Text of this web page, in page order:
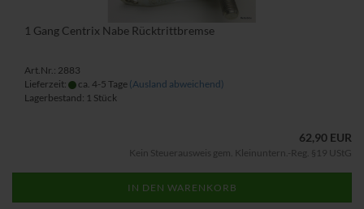
1 Gang Centrix Nabe Rücktrittbremse
Art.Nr.: 2883
Lieferzeit:
ca. 4-5 Tage (Ausland abweichend)
Lagerbestand: 1 Stück
62,90 EUR
Kein Steuerausweis gem. Kleinuntern.-Reg. §19 UStG
IN DEN WARENKORB